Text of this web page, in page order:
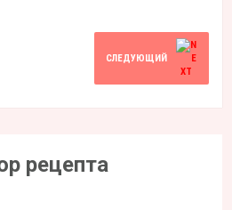
СЛЕДУЮЩИЙ
рецепта